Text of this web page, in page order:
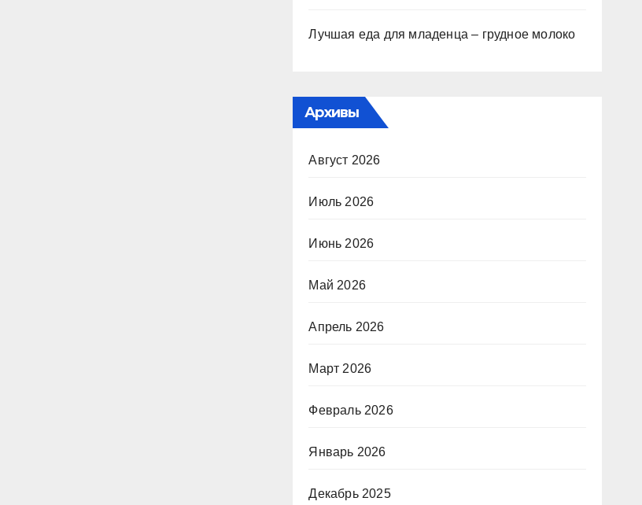
Лучшая еда для младенца – грудное молоко
Архивы
Август 2026
Июль 2026
Июнь 2026
Май 2026
Апрель 2026
Март 2026
Февраль 2026
Январь 2026
Декабрь 2025